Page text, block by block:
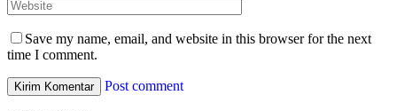
Save my name, email, and website in this browser for the next
time I comment.
Post comment